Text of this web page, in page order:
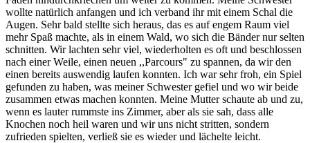
wollte natürlich anfangen und ich verband ihr mit einem Schal die
Augen. Sehr bald stellte sich heraus, das es auf engem Raum viel
mehr Spaß machte, als in einem Wald, wo sich die Bänder nur selten
schnitten. Wir lachten sehr viel, wiederholten es oft und beschlossen
nach einer Weile, einen neuen ,,Parcours" zu spannen, da wir den
einen bereits auswendig laufen konnten. Ich war sehr froh, ein Spiel
gefunden zu haben, was meiner Schwester gefiel und wo wir beide
zusammen etwas machen konnten. Meine Mutter schaute ab und zu,
wenn es lauter rummste ins Zimmer, aber als sie sah, dass alle
Knochen noch heil waren und wir uns nicht stritten, sondern
zufrieden spielten, verließ sie es wieder und lächelte leicht.